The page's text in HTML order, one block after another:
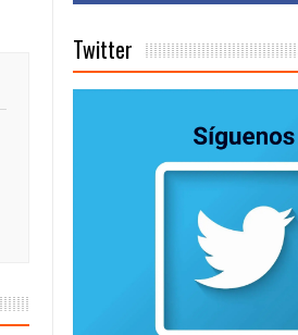
de Gestión
días a
Twitter